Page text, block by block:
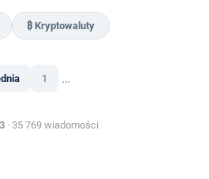
₿ Kryptowaluty
1 …
· 35 769 wiadomości